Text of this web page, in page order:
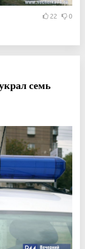
22 0
семь